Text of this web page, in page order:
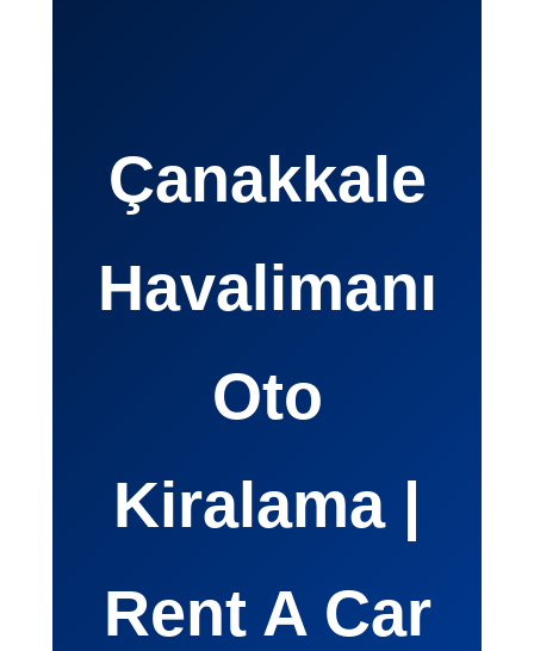
Çanakkale
Havalimanı
Oto
Kiralama |
Rent A Car